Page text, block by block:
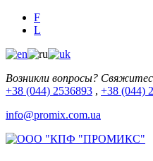
F
L
Возникли вопросы?
+38 (044) 2536893 , +38 (044)
info@promix.com.ua